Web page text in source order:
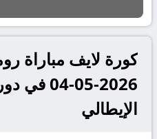
كورة لايف مباراة
2026-05-
الإيطالي